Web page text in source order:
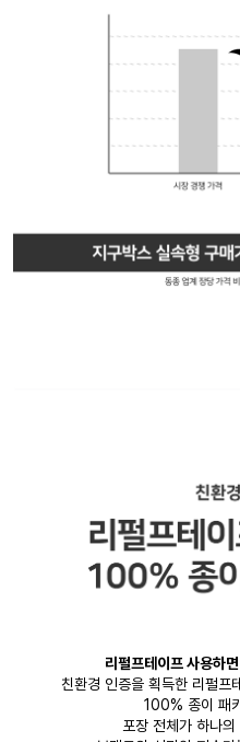
리펄프테이프 사용하
친환경 인증을 획득한 리펄프
100% 종이 패
포장 전체가 하나